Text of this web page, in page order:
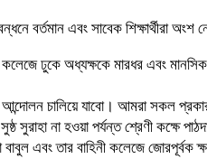
বর্তমান এবং সাবেক শিক্ষার্থীরা অংশ
কলেজে ঢুকে অধ্যক্ষকে মারধর এবং
চালিয়ে যাবো। আমরা সকল
না হওয়া পর্যন্ত শ্রেণী কক্ষে
এবং তার বাহিনী কলেজে